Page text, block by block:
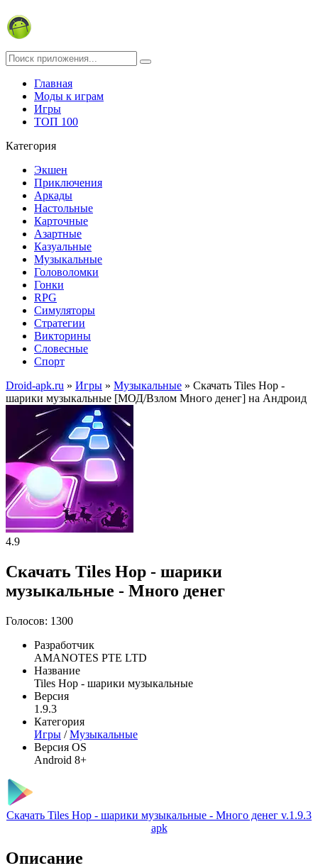
Главная
Моды к играм
Игры
ТОП 100
Категория
Экшен
Приключения
Аркады
Настольные
Карточные
Азартные
Казуальные
Музыкальные
Головоломки
Гонки
RPG
Симуляторы
Стратегии
Викторины
Словесные
Спорт
Droid-apk.ru » Игры » Музыкальные » Скачать Tiles Hop -
шарики музыкальные [МОД/Взлом Много денег] на Андроид
4.9
Скачать Tiles Hop - шарики
музыкальные - Много денег
Голосов: 1300
Разработчик
AMANOTES PTE LTD
Название
Tiles Hop - шарики музыкальные
Версия
1.9.3
Категория
Игры /Музыкальные
Версия OS
Android 8+
Скачать Tiles Hop - шарики музыкальные - Много денег v.1.9.3
apk
Описание